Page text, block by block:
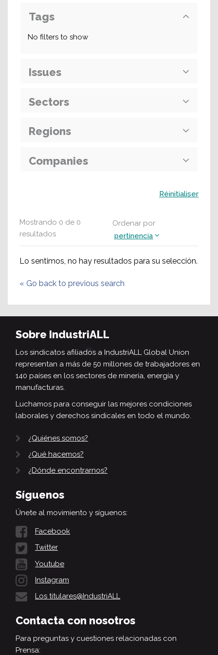
Mostrando 0 de 0
resultados
Ordenar por
pertinencia
Lo sentimos, no hay resultados para su selección.
« Go back to previous search
Tags
No filters to show
Issues
Sectors
Regions
Companies
Réinitialiser
Sobre IndustriALL
Los sindicatos afiliados a IndustriALL Global Union
representan a más de 50 millones de trabajadores en
140 países en los sectores de minería, energía y
manufacturas.
Luchamos para conseguir las mejores condiciones
laborales y derechos sindicales en todo el mundo.
¿Quiénes somos?
¿Qué hacemos?
¿Dónde encontrarnos?
Síguenos
Únete al movimiento y síguenos:
Facebook
Twitter
Youtube
Instagram
Los titulares@IndustriALL
Contacta con nosotros
Para preguntas y cuestiones relacionadas con
Prensa: